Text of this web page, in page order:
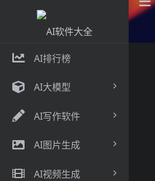
AI排行榜
AI大模型
AI写作软件
AI图片生成
AI视频生成